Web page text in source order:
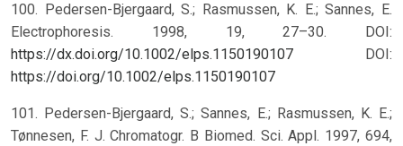
100. Pedersen-Bjergaard, S.; Rasmussen, K. E.; Sannes, E.
Electrophoresis. 1998, 19, 27–30. DOI:
https://dx.doi.org/10.1002/elps.1150190107
DOI:
https://doi.org/10.1002/elps.1150190107
101. Pedersen-Bjergaard, S.; Sannes, E.; Rasmussen, K. E.;
Tønnesen, F. J. Chromatogr. B Biomed. Sci. Appl. 1997, 694,